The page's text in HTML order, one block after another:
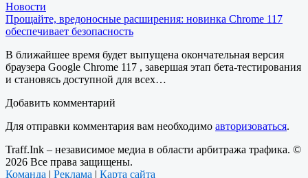
Новости
Прощайте, вредоносные расширения: новинка Chrome 117
обеспечивает безопасность
В ближайшее время будет выпущена окончательная версия
браузера Google Chrome 117 , завершая этап бета-тестирования
и становясь доступной для всех…
Добавить комментарий
Для отправки комментария вам необходимо авторизоваться.
Traff.Ink – независимое медиа в области арбитража трафика. ©
2026 Все права защищены.
Команда
Реклама Карта сайта